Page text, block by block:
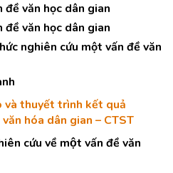
đề văn học dân gian
đề văn học dân gian
nghiên cứu một vấn đề văn
và thuyết trình kết quả
hóa dân gian – CTST
cứu về một vấn đề văn